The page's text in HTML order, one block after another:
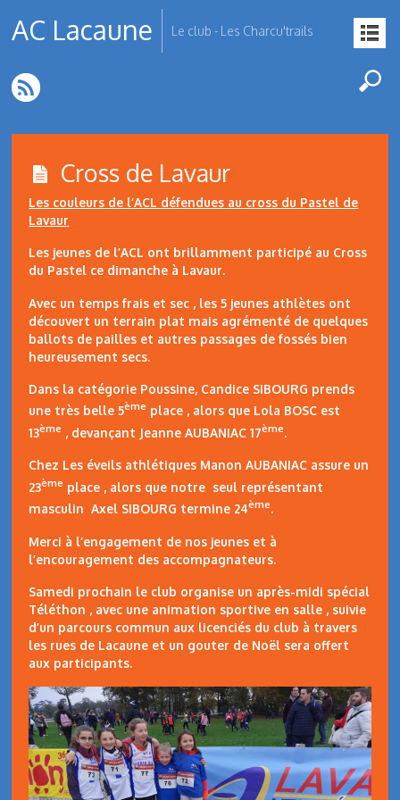
AC Lacaune Le club - Les Charcu'trails
Cross de Lavaur
Les couleurs de l’ACL défendues au cross du Pastel de
Lavaur
Les jeunes de l’ACL ont brillamment participé au Cross
du Pastel ce dimanche à Lavaur.
Avec un temps frais et sec , les 5 jeunes athlètes ont
découvert un terrain plat mais agrémenté de quelques
ballots de pailles et autres passages de fossés bien
heureusement secs.
Dans la catégorie Poussine, Candice SIBOURG prends
une très belle 5ème place , alors que Lola BOSC est
13ème , devançant Jeanne AUBANIAC 17ème.
Chez Les éveils athlétiques Manon AUBANIAC assure un
23ème place , alors que notre seul représentant
masculin Axel SIBOURG termine 24ème.
Merci à l’engagement de nos jeunes et à
l’encouragement des accompagnateurs.
Samedi prochain le club organise un après-midi spécial
Téléthon , avec une animation sportive en salle , suivie
d’un parcours commun aux licenciés du club à travers
les rues de Lacaune et un gouter de Noël sera offert
aux participants.